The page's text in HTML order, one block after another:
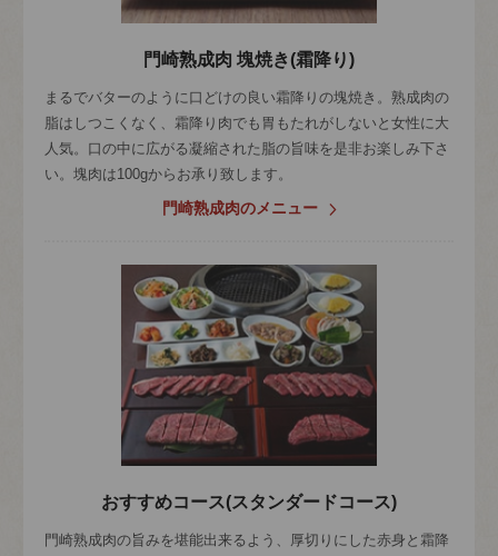
門崎熟成肉 塊焼き(霜降り)
まるでバターのように口どけの良い霜降りの塊焼き。熟成肉の
脂はしつこくなく、霜降り肉でも胃もたれがしないと女性に大
人気。口の中に広がる凝縮された脂の旨味を是非お楽しみ下さ
い。塊肉は100gからお承り致します。
門崎熟成肉のメニュー
おすすめコース(スタンダードコース)
門崎熟成肉の旨みを堪能出来るよう、厚切りにした赤身と霜降